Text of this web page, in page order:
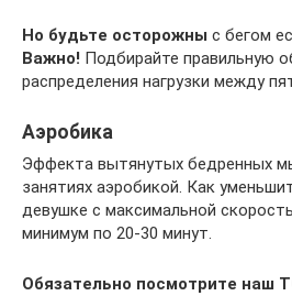
Но будьте осторожны с бегом
Важно! Подбирайте правильную
распределения нагрузки между
Аэробика
Эффекта вытянутых бедренных
занятиях аэробикой. Как
девушке с максимальной
минимум по 20-30 минут.
Обязательно посмотрите наш